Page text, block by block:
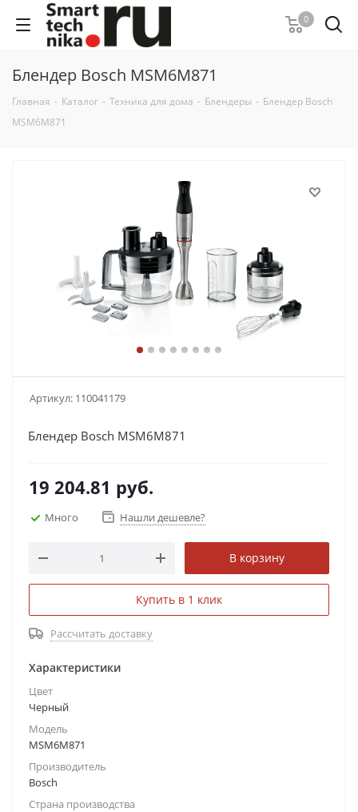
0
Блендер Bosch MSM6M871
Главная - Каталог - Техника для дома - Блендеры - Блендер Bosch
MSM6M871
Артикул: 110041179
Блендер Bosch MSM6M871
19 204.81 руб.
Много Нашли дешевле?
В корзину
Купить в 1 клик
Рассчитать доставку
Характеристики
Цвет
Черный
Модель
MSM6M871
Производитель
Bosch
Страна производства